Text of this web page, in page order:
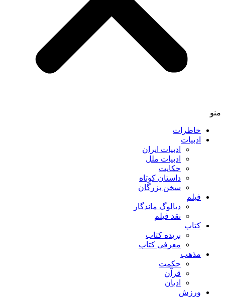
منو
خاطرات
ادبیات
ادبیات ایران
ادبیات ملل
حکایت
داستان کوتاه
سخن بزرگان
فیلم
دیالوگ ماندگار
نقد فیلم
کتاب
بریده کتاب
معرفی کتاب
مذهب
حکمت
قرآن
ادیان
ورزش